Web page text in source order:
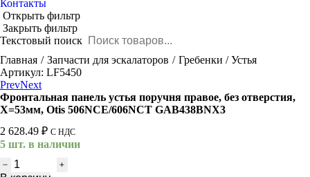
Контакты
Открыть фильтр
Закрыть фильтр
Текстовый поиск
You are here:
Главная Запчасти для эскалаторов
Гребенки / Устья
Артикул: LF5450
PrevNext
Фронтальная панель устья поручня правое, без отверстия,
Х=53мм, Otis 506NCE/606NCT GAB438BNX3
2 628.49 ₽ С НДС
5 шт. в наличии
Количество